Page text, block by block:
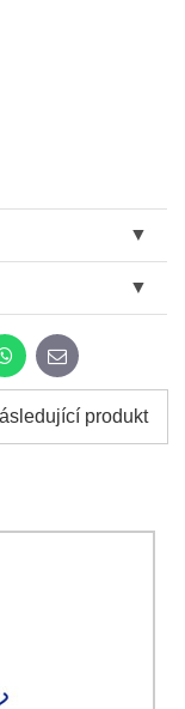
za účelem
WhatsApp
E-
mail
produkt